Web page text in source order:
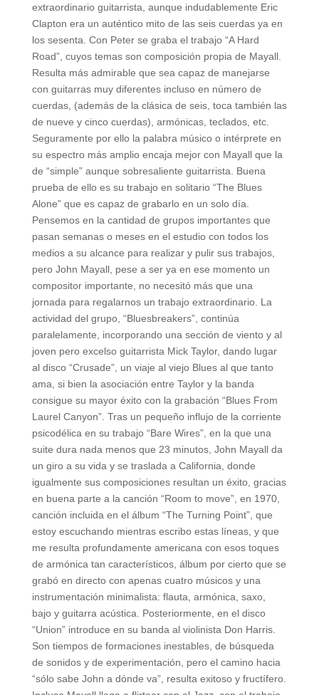
extraordinario guitarrista, aunque indudablemente Eric
Clapton era un auténtico mito de las seis cuerdas ya en
los sesenta. Con Peter se graba el trabajo “A Hard
Road”, cuyos temas son composición propia de Mayall.
Resulta más admirable que sea capaz de manejarse
con guitarras muy diferentes incluso en número de
cuerdas, (además de la clásica de seis, toca también las
de nueve y cinco cuerdas), armónicas, teclados, etc.
Seguramente por ello la palabra músico o intérprete en
su espectro más amplio encaja mejor con Mayall que la
de “simple” aunque sobresaliente guitarrista. Buena
prueba de ello es su trabajo en solitario “The Blues
Alone” que es capaz de grabarlo en un solo día.
Pensemos en la cantidad de grupos importantes que
pasan semanas o meses en el estudio con todos los
medios a su alcance para realizar y pulir sus trabajos,
pero John Mayall, pese a ser ya en ese momento un
compositor importante, no necesitó más que una
jornada para regalarnos un trabajo extraordinario. La
actividad del grupo, “Bluesbreakers”, continúa
paralelamente, incorporando una sección de viento y al
joven pero excelso guitarrista Mick Taylor, dando lugar
al disco “Crusade”, un viaje al viejo Blues al que tanto
ama, si bien la asociación entre Taylor y la banda
consigue su mayor éxito con la grabación “Blues From
Laurel Canyon”. Tras un pequeño influjo de la corriente
psicodélica en su trabajo “Bare Wires”, en la que una
suite dura nada menos que 23 minutos, John Mayall da
un giro a su vida y se traslada a California, donde
igualmente sus composiciones resultan un éxito, gracias
en buena parte a la canción “Room to move”, en 1970,
canción incluida en el álbum “The Turning Point”, que
estoy escuchando mientras escribo estas líneas, y que
me resulta profundamente americana con esos toques
de armónica tan característicos, álbum por cierto que se
grabó en directo con apenas cuatro músicos y una
instrumentación minimalista: flauta, armónica, saxo,
bajo y guitarra acústica. Posteriormente, en el disco
“Union” introduce en su banda al violinista Don Harris.
Son tiempos de formaciones inestables, de búsqueda
de sonidos y de experimentación, pero el camino hacia
“sólo sabe John a dónde va”, resulta exitoso y fructífero.